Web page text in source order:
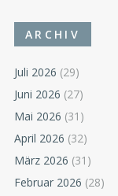
ARCHIV
Juli 2026 (29)
Juni 2026 (27)
Mai 2026 (31)
April 2026 (32)
März 2026 (31)
Februar 2026 (28)